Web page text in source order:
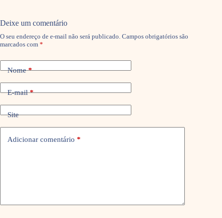
Deixe um comentário
O seu endereço de e-mail não será publicado. Campos obrigatórios são
marcados com *
Nome*
E-mail*
Site
Adicionar comentário *